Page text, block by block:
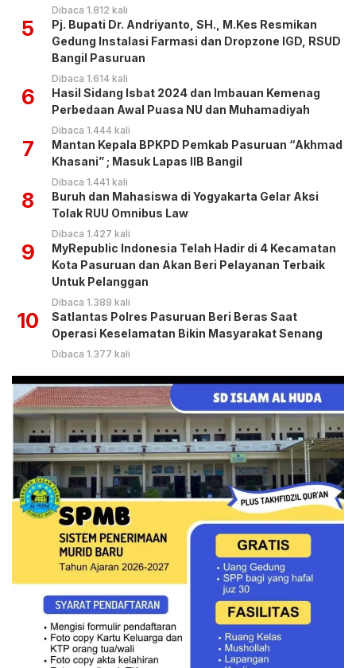
Dibaca 1.812 kali
5
Pj. Bupati Dr. Andriyanto, SH., M.Kes Resmikan
Gedung Instalasi Farmasi dan Dropzone IGD, RSUD
Bangil Pasuruan
Dibaca 1.614 kali
6
Hasil Sidang Isbat 2024 dan Imbauan Kemenag
Perbedaan Awal Puasa NU dan Muhamadiyah
Dibaca 1.444 kali
7
Mantan Kepala BPKPD Pemkab Pasuruan “Akhmad
Khasani” ; Masuk Lapas IIB Bangil
Dibaca 1.441 kali
8
Buruh dan Mahasiswa di Yogyakarta Gelar Aksi
Tolak RUU Omnibus Law
Dibaca 1.427 kali
9
MyRepublic Indonesia Telah Hadir di 4 Kecamatan
Kota Pasuruan dan Akan Beri Pelayanan Terbaik
Untuk Pelanggan
Dibaca 1.389 kali
10
Satlantas Polres Pasuruan Beri Beras Saat
Operasi Keselamatan Bikin Masyarakat Senang
Dibaca 1.377 kali